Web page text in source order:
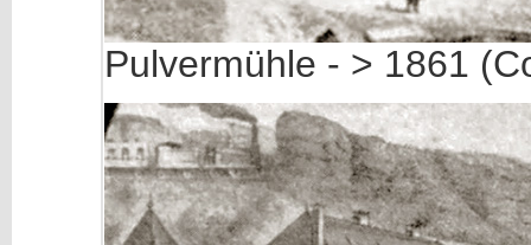
Pulvermühle - > 1861